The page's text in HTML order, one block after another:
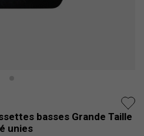
basses Grande Taille
unies